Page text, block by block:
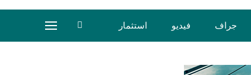
جراف فيديو استثمار